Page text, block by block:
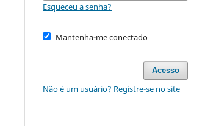
Esqueceu a senha?
Mantenha-me conectado
Acesso
Não é um usuário? Registre-se no site